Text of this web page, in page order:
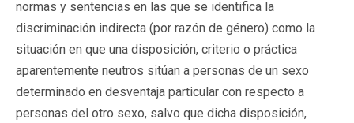
normas y sentencias en las que se identifica la
discriminación indirecta (por razón de género) como la
situación en que una disposición, criterio o práctica
aparentemente neutros sitúan a personas de un sexo
determinado en desventaja particular con respecto a
personas del otro sexo, salvo que dicha disposición,